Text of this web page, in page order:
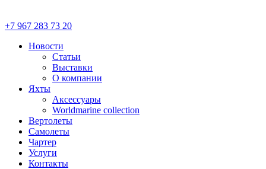
+7 967 283 73 20
Новости
Статьи
Выставки
О компании
Яхты
Аксессуары
Worldmarine collection
Вертолеты
Самолеты
Чартер
Услуги
Контакты